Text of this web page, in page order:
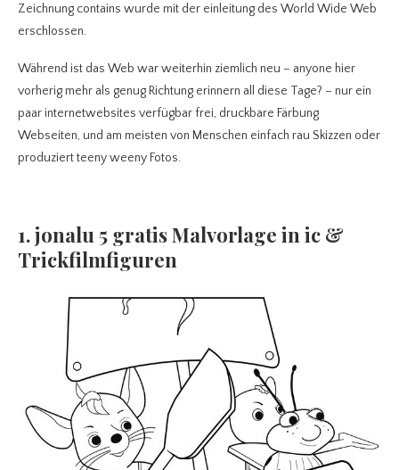
Zeichnung contains wurde mit der einleitung des World Wide Web
erschlossen.
Während ist das Web war weiterhin ziemlich neu – anyone hier
vorherig mehr als genug Richtung erinnern all diese Tage? – nur ein
paar internetwebsites verfügbar frei, druckbare Färbung
Webseiten, und am meisten von Menschen einfach rau Skizzen oder
produziert teeny weeny Fotos.
1. jonalu 5 gratis Malvorlage in ic &
Trickfilmfiguren